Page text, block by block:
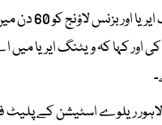
انہوں نے
اور کہا کہ ویٹنگ ایریا میں
ریلوے اسٹیشن کے پلیٹ